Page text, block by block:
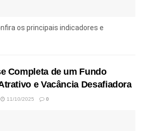
os principais indicadores e
Completa de um Fundo
e Vacância Desafiadora
11/10/2025 0